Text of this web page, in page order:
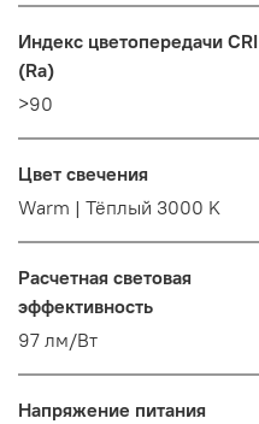
Индекс цветопередачи CRI
(Ra)
>90
Цвет свечения
Warm | Тёплый 3000 K
Расчетная световая
эффективность
97 лм/Вт
Напряжение питания